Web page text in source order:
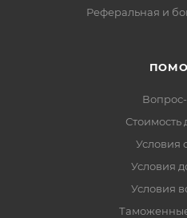
Реферальная и
Вопрос-
Стоимость
Условия
Условия
Условия